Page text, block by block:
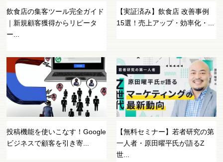
飲食店の集客ツール完全ガイド
｜新規顧客獲得からリピータ
ー...
【実証済み】飲食店 改善事例
15選！売上アップ・効率化・...
投稿機能を使いこなす！Google
ビジネスで顧客を引き寄...
【無料セミナー】若者研究の第
一人者・原田曜平氏が語るZ
世...